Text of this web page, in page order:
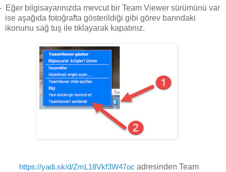
bilgisayarınızda mevcut bir Team Viewer sürümünü var
ise aşağıda fotoğrafta gösterildiği gibi görev barındaki
ikonunu sağ tuş ile tıklayarak kapatınız.
https://yadi.sk/d/ZmL18Vkf3W47oc adresinden Team